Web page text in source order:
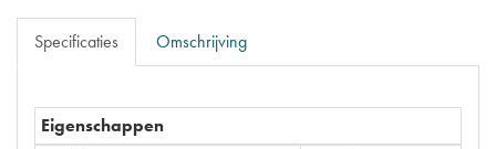
Specificaties Omschrijving
Eigenschappen